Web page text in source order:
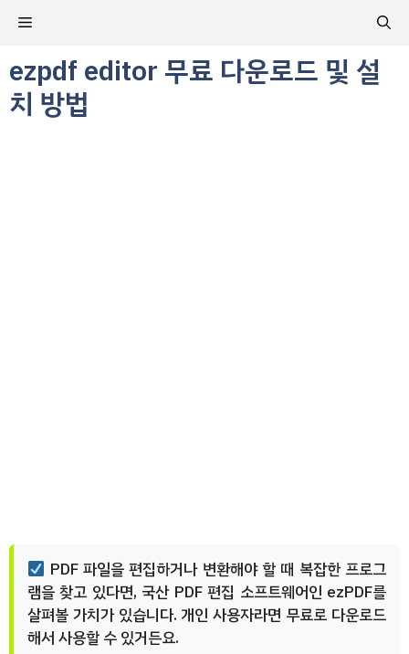
로
건
메
뉴
ezpdf editor 무료 다운로드 및 설
치 방법
PDF 파일을 편집하거나 변환해야 할 때 복잡한 프로그
램을 찾고 있다면, 국산 PDF 편집 소프트웨어인 ezPDF를
살펴볼 가치가 있습니다. 개인 사용자라면 무료로 다운로드
해서 사용할 수 있거든요.